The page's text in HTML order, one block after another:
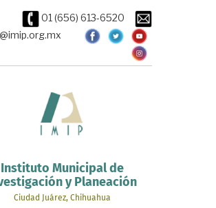
01 (656) 613-6520
Instituto Municipal de
y Planeación
Ciudad Juárez, Chihuahua